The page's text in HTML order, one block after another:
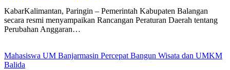
KabarKalimantan, Paringin – Pemerintah Kabupaten Balangan
secara resmi menyampaikan Rancangan Peraturan Daerah tentang
Perubahan Anggaran…
Mahasiswa UM Banjarmasin Percepat Bangun Wisata dan UMKM
Balida